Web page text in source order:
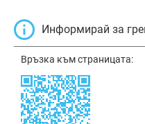
Информирай за
Връзка към страницата: